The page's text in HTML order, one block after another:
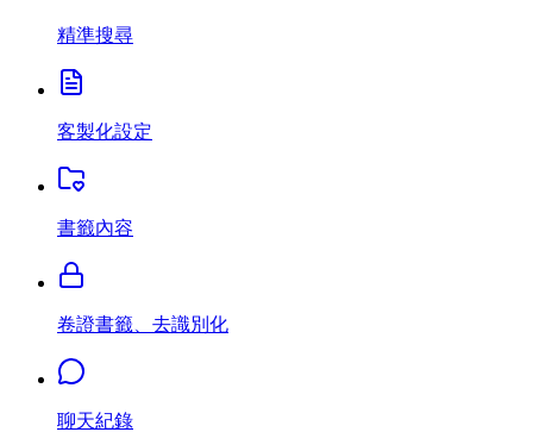
精準搜尋
客製化設定
書籤內容
卷證書籤、去識別化
聊天紀錄